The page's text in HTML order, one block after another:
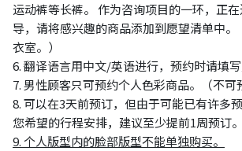
运动裤等长裤。 作为咨询项目的一环，正
导，请将感兴趣的商品添加到愿望清单中。
衣室。）
6. 翻译语言用中文/英语进行，预约时请填写
7. 男性顾客只可预约个人色彩商品。（不可
8. 可以在3天前预订，但由于可能已有许多
您希望的行程安排，建议至少提前1周预订。
9. 个人版型内的脸部版型不能单独购买。